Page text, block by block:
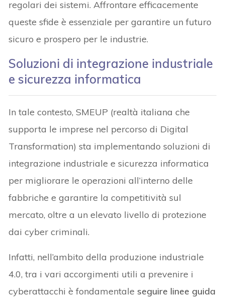
regolari dei sistemi. Affrontare efficacemente
queste sfide è essenziale per garantire un futuro
sicuro e prospero per le industrie.
Soluzioni di integrazione industriale
e sicurezza informatica
In tale contesto, SMEUP (realtà italiana che
supporta le imprese nel percorso di Digital
Transformation) sta implementando soluzioni di
integrazione industriale e sicurezza informatica
per migliorare le operazioni all’interno delle
fabbriche e garantire la competitività sul
mercato, oltre a un elevato livello di protezione
dai cyber criminali.
Infatti, nell’ambito della produzione industriale
4.0, tra i vari accorgimenti utili a prevenire i
cyberattacchi è fondamentale seguire linee guida